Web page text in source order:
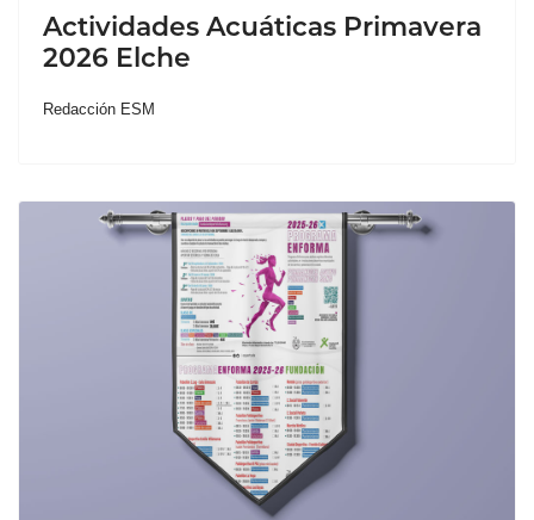
Actividades Acuáticas Primavera
2026 Elche
Redacción ESM